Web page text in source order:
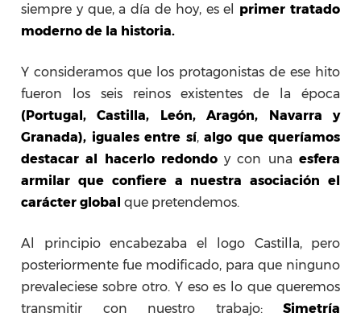
siempre y que, a día de hoy, es el primer tratado
moderno de la historia.
Y consideramos que los protagonistas de ese hito
fueron los seis reinos existentes de la época
(Portugal, Castilla, León, Aragón, Navarra y
Granada), iguales entre sí, algo que queríamos
destacar al hacerlo redondoy con unaesfera
armilar que confiere a nuestra asociación el
carácter global que pretendemos.
Al principio encabezaba el logo Castilla, pero
posteriormente fue modificado, para que ninguno
prevaleciese sobre otro. Y eso es lo que queremos
transmitir con nuestro trabajo: Simetría